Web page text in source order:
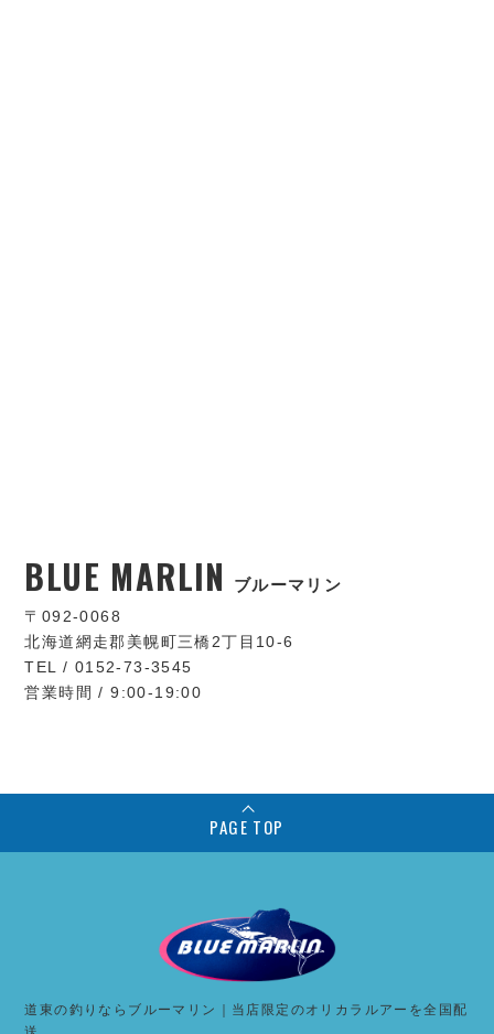
BLUE MARLIN ブルーマリン
〒092-0068
北海道網走郡美幌町三橋2丁目10-6
TEL / 0152-73-3545
営業時間 / 9:00-19:00
PAGE TOP
道東の釣りならブルーマリン｜当店限定のオリカラルアーを全国配